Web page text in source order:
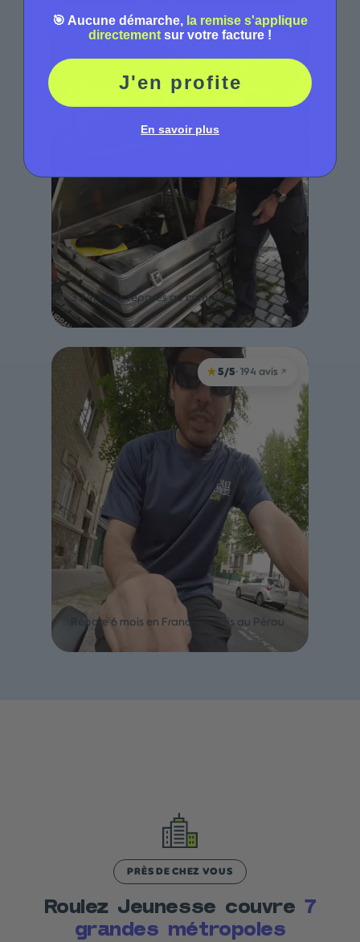
Jean-Luc
3 241 vélos réparés au compteur
★5/5· 194 avis ↗
Nicolas
Répare 6 mois en France, 6 mois au Pérou
PRÈS DE CHEZ VOUS
Roulez Jeunesse couvre 7
grandes métropoles
🎯 Aucune démarche, la remise s'applique
directement sur votre facture !
J'en profite
En savoir plus